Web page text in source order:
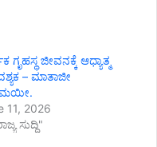
ಗೃಹಸ್ಥ ಜೀವನಕ್ಕೆ ಆಧ್ಯಾತ್ಮ
– ಮಾತಾಜೀ
11, 2026
ಸುದ್ದಿ"